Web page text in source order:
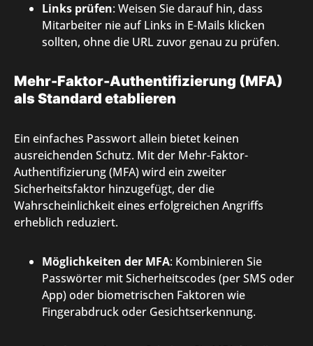
Links prüfen: Weisen Sie darauf hin, dass
Mitarbeiter nie auf Links in E-Mails klicken
sollten, ohne die URL zuvor genau zu prüfen.
Mehr-Faktor-Authentifizierung (MFA)
als Standard etablieren
Ein einfaches Passwort allein bietet keinen
ausreichenden Schutz. Mit der Mehr-Faktor-
Authentifizierung (MFA) wird ein zweiter
Sicherheitsfaktor hinzugefügt, der die
Wahrscheinlichkeit eines erfolgreichen Angriffs
erheblich reduziert.
Möglichkeiten der MFA: Kombinieren Sie
Passwörter mit Sicherheitscodes (per SMS oder
App) oder biometrischen Faktoren wie
Fingerabdruck oder Gesichtserkennung.